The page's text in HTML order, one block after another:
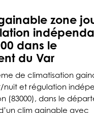
zone
dans le
du Var
de climatisation
nuit et régulation
(83000), dans le
clim gainable avec